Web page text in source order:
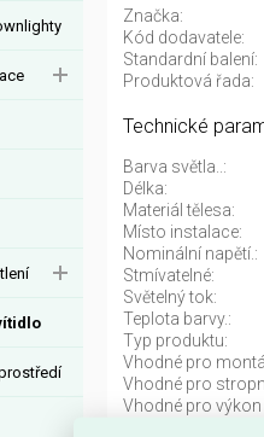
Značka:
Kód dodavatele:
Standardní balení:
Produktová řada:
Technické
Barva světla..:
Délka:
Materiál tělesa:
Místo instalace:
Nominální napětí.:
Stmívatelné:
Světelný tok:
Teplota barvy.:
Typ produktu:
Vhodné pro
Vhodné pro
Vhodné pro výkon